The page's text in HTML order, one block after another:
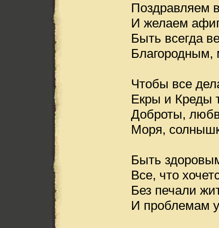
Поздравляем
И желаем
Быть всегда
Чтобы все
Екры и Креды
Доброты,
Моря,
Быть
Все, что
Без печали
И проблемам